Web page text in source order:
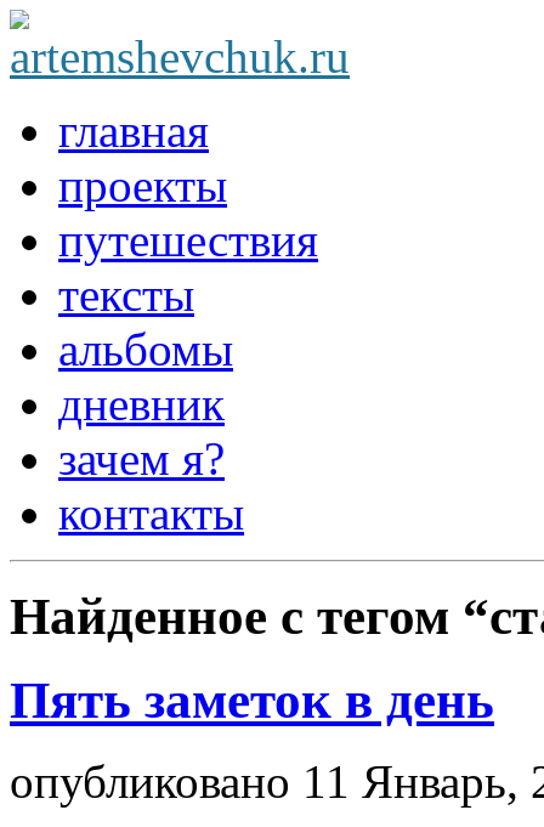
главная
проекты
путешествия
тексты
альбомы
дневник
зачем я?
контакты
Найденное с тегом
Пять заметок в день
опубликовано 11 Январь,